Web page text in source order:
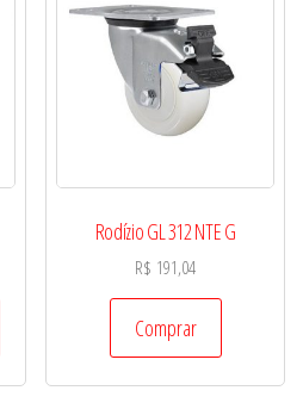
Rodízio GL 312 NTE G
R$ 191,04
Comprar